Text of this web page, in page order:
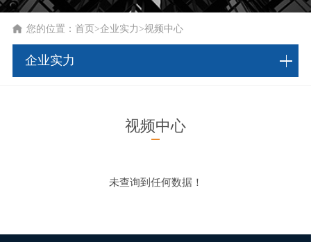
您的位置：首页>企业实力>视频中心
企业实力
视频中心
未查询到任何数据！